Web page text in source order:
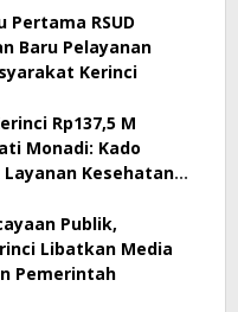
RSUD
Baru Pelayanan
Kerinci
Rp137,5 M
Monadi: Kado
Kesehatan
Publik,
Libatkan Media
Pemerintah